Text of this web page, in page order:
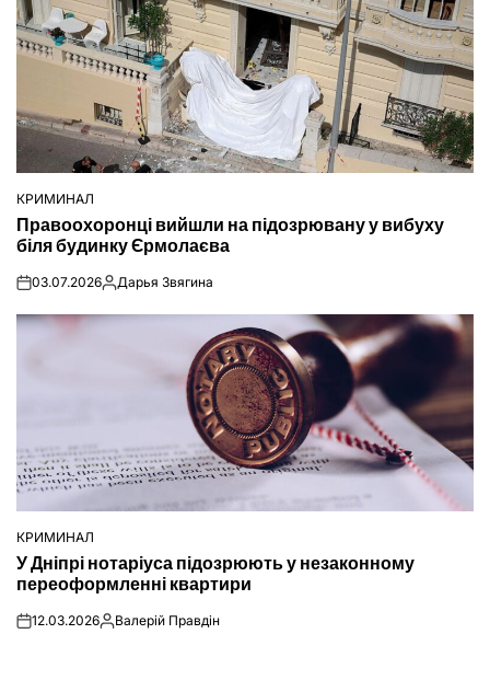
ОПУБЛІКУВАТИ
КРИМИНАЛ
Правоохоронці вийшли на підозрювану у вибуху
біля будинку Єрмолаєва
on03.07.2026Опубліковано
Дарья Звягина
ОПУБЛІКУВАТИ
У
КРИМИНАЛ
У Дніпрі нотаріуса підозрюють у незаконному
переоформленні квартири
on12.03.2026Опубліковано
Валерій Правдін